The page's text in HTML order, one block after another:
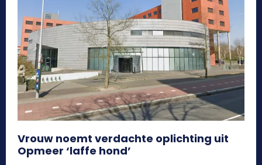
Vrouw noemt verdachte oplichting uit
Opmeer ‘laffe hond’